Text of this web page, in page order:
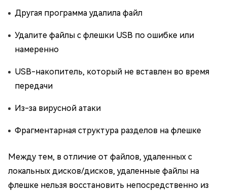
Другая программа удалила файл
Удалите файлы с флешки USB по ошибке или
намеренно
USB-накопитель, который не вставлен во время
передачи
Из-за вирусной атаки
Фрагментарная структура разделов на флешке
Между тем, в отличие от файлов, удаленных с
локальных дисков/дисков, удаленные файлы на
флешке нельзя восстановить непосредственно из